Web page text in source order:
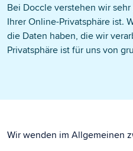
Bei Doccle verstehen wir
Ihrer Online-Privatsphäre ist.
die Daten haben, die wir
Privatsphäre ist für uns von
Wir wenden im Allgemeinen